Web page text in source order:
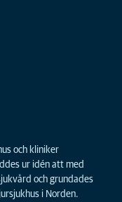
och kliniker
ur idén att med
och grundades
i Norden.